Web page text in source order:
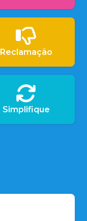
Reclamação
Simplifique